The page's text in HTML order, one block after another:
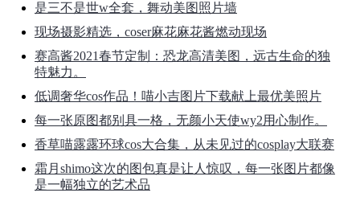
是三不是世w全套，舞动美图照片墙
现场摄影精选，coser麻花麻花酱燃动现场
赛高酱2021春节定制：恐龙高清美图，远古生命的独
特魅力。
低调奢华cos作品！喵小吉图片下载献上最优美照片
每一张原图都别具一格，无颜小天使wy2用心制作。
香草喵露露环球cos大合集，从未见过的cosplay大联赛
霜月shimo这次的图包真是让人惊叹，每一张图片都像
是一幅独立的艺术品